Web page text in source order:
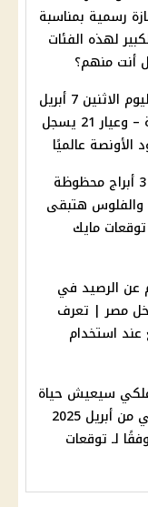
رسمية بمناسبة
لهذه الفئات
أنت منهم؟
قفزة في أسعار الذهب اليوم الاثنين 7 أبريل
2025 داخل محلات الصاغة – وعيار 21 يسجل
عالميًا
حظهم يلامس السحاب.. 3 أبراج محظوظة
360 درجة والفلوس هتبقى
مايك
عن الرصيد في
مصر | تعرف
استخدام
فلكي سيعيش حياة
الملوك في الأسبوع الثاني من أبريل 2025
لـ توقعات